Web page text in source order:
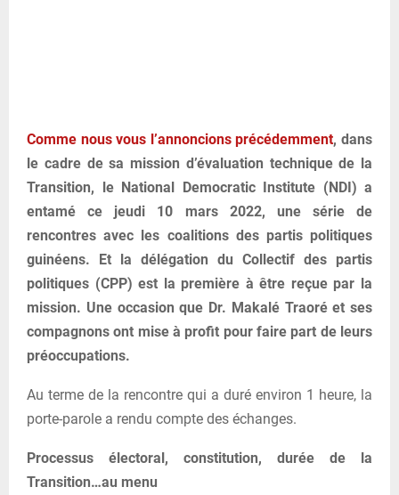
Comme nous vous l’annoncions précédemment, dans
le cadre de sa mission d’évaluation technique de la
Transition, le National Democratic Institute (NDI) a
entamé ce jeudi 10 mars 2022, une série de
rencontres avec les coalitions des partis politiques
guinéens. Et la délégation du Collectif des partis
politiques (CPP) est la première à être reçue par la
mission. Une occasion que Dr. Makalé Traoré et ses
compagnons ont mise à profit pour faire part de leurs
préoccupations.
Au terme de la rencontre qui a duré environ 1 heure, la
porte-parole a rendu compte des échanges.
Processus électoral, constitution, durée de la
Transition…au menu